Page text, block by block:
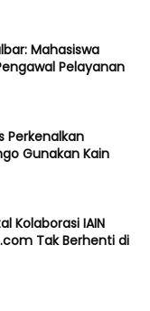
Mahasiswa
Pelayanan
Perkenalkan
Gunakan Kain
Kolaborasi IAIN
Tak Berhenti di